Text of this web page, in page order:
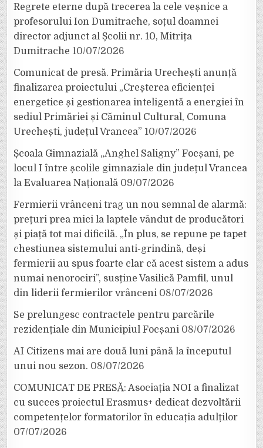
Regrete eterne după trecerea la cele veșnice a
profesorului Ion Dumitrache, soțul doamnei
director adjunct al Școlii nr. 10, Mitrița
Dumitrache 10/07/2026
Comunicat de presă. Primăria Urechești anunță
finalizarea proiectului „Creșterea eficienței
energetice și gestionarea inteligentă a energiei în
sediul Primăriei și Căminul Cultural, Comuna
Urechești, județul Vrancea” 10/07/2026
Școala Gimnazială „Anghel Saligny” Focșani, pe
locul I între școlile gimnaziale din județul Vrancea
la Evaluarea Națională 09/07/2026
Fermierii vrânceni trag un nou semnal de alarmă:
prețuri prea mici la laptele vândut de producători
și piață tot mai dificilă. „În plus, se repune pe tapet
chestiunea sistemului anti-grindină, deși
fermierii au spus foarte clar că acest sistem a adus
numai nenorociri”, susține Vasilică Pamfil, unul
din liderii fermierilor vrânceni 08/07/2026
Se prelungesc contractele pentru parcările
rezidențiale din Municipiul Focșani 08/07/2026
AI Citizens mai are două luni până la începutul
unui nou sezon. 08/07/2026
COMUNICAT DE PRESĂ: Asociația NOI a finalizat
cu succes proiectul Erasmus+ dedicat dezvoltării
competențelor formatorilor în educația adulților
07/07/2026